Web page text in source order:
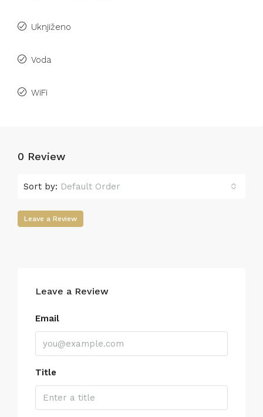
Uknjiženo
Voda
WiFi
0 Review
Sort by: Default Order
Leave a Review
Leave a Review
Email
Title